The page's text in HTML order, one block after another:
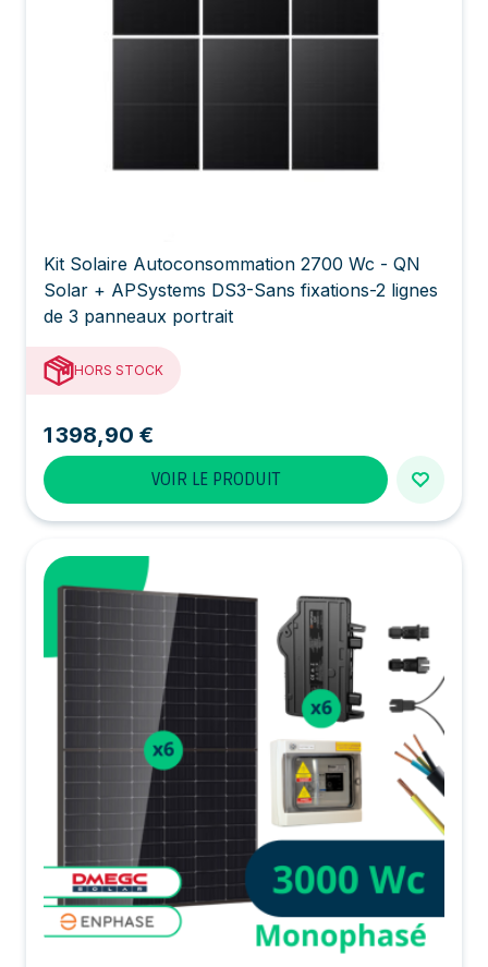
Kit Solaire Autoconsommation 2700 Wc - QN
Solar + APSystems DS3-Sans fixations-2 lignes
de 3 panneaux portrait
HORS STOCK
1 398,90 €
VOIR LE PRODUIT